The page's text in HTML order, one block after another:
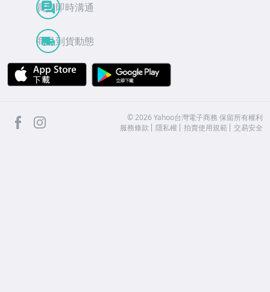
買賣即時溝通
商品到貨動態
APP Store
facebook ©2026 Yahoo台灣電子商務 保留所有權利
服務條款
隱私權 拍賣使用規範 交易安全